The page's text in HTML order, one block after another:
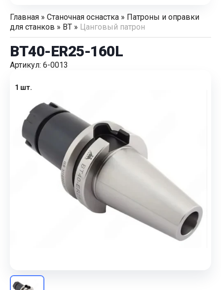
Главная » Станочная оснастка » Патроны и оправки
для станков » BT » Цанговый патрон
BT40-ER25-160L
Артикул: 6-0013
1 шт.